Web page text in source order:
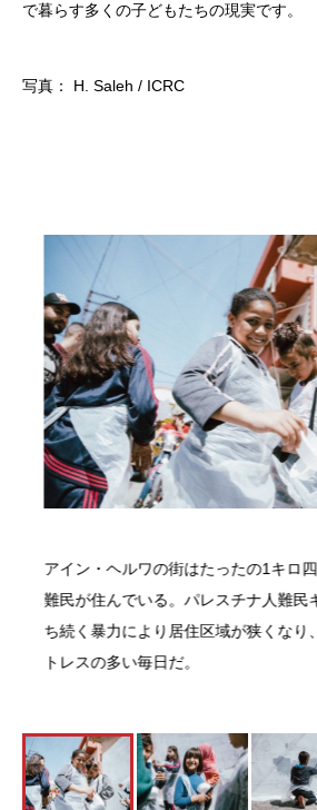
で暮らす多くの子どもたちの現実です。
写真： H. Saleh / ICRC
アイン・ヘルワの街はたったの1キロ
難民が住んでいる。パレスチナ人難民
ち続く暴力により居住区域が狭くなり
トレスの多い毎日だ。